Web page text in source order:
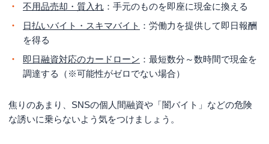
不用品売却・質入れ ：手元のものを即座に現金に換える
日払いバイト・スキマバイト ：労働力を提供して即日報酬
を得る
即日融資対応のカードローン ：最短数分～数時間で現金を
調達する（※可能性がゼロでない場合）
焦りのあまり、SNSの個人間融資や「闇バイト」などの危険
な誘いに乗らないよう気をつけましょう。